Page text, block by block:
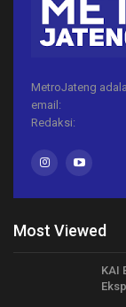
MetroJateng
email:
Redaksi:
Most Viewed
KAI